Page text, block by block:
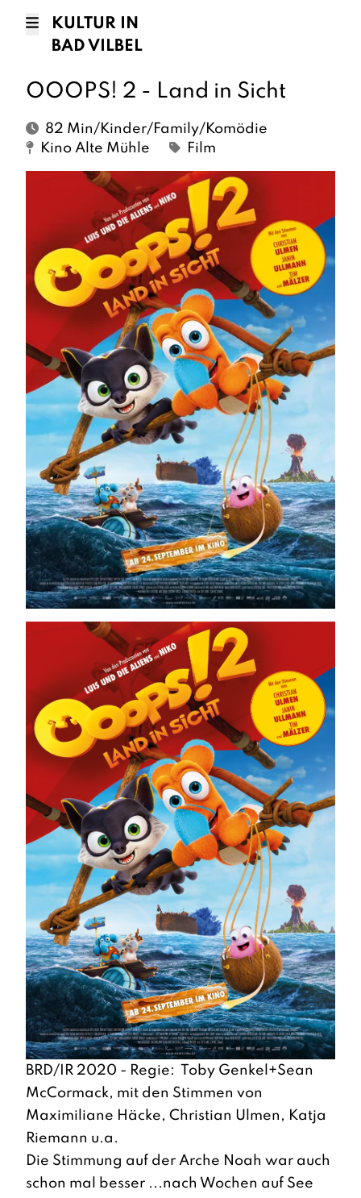
KULTUR IN
BAD VILBEL
OOOPS! 2 - Land in Sicht
82 Min/Kinder/Family/Komödie
Kino Alte Mühle
Film
BRD/IR 2020 - Regie: Toby Genkel+Sean
McCormack, mit den Stimmen von
Maximiliane Häcke, Christian Ulmen, Katja
Riemann u.a.
Die Stimmung auf der Arche Noah war auch
schon mal besser ...nach Wochen auf See